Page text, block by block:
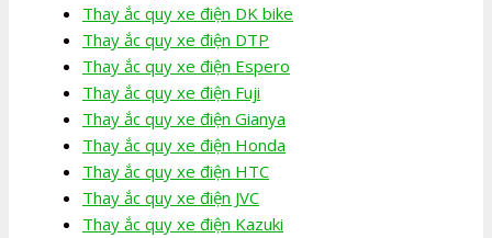
Thay ắc quy xe điện DK bike
Thay ắc quy xe điện DTP
Thay ắc quy xe điện Espero
Thay ắc quy xe điện Fuji
Thay ắc quy xe điện Gianya
Thay ắc quy xe điện Honda
Thay ắc quy xe điện HTC
Thay ắc quy xe điện JVC
Thay ắc quy xe điện Kazuki